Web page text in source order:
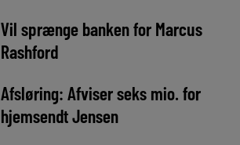
Vil sprænge banken for Marcus
Rashford
Afsløring: Afviser seks mio. for
hjemsendt Jensen